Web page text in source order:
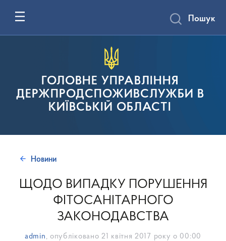
ГОЛОВНЕ УПРАВЛІННЯ
ДЕРЖПРОДСПОЖИВСЛУЖБИ В
КИЇВСЬКІЙ ОБЛАСТІ
Пошук
Новини
ЩОДО ВИПАДКУ ПОРУШЕННЯ
ФІТОСАНІТАРНОГО
ЗАКОНОДАВСТВА
admin , опубліковано 21 квітня 2017 року о 00:00